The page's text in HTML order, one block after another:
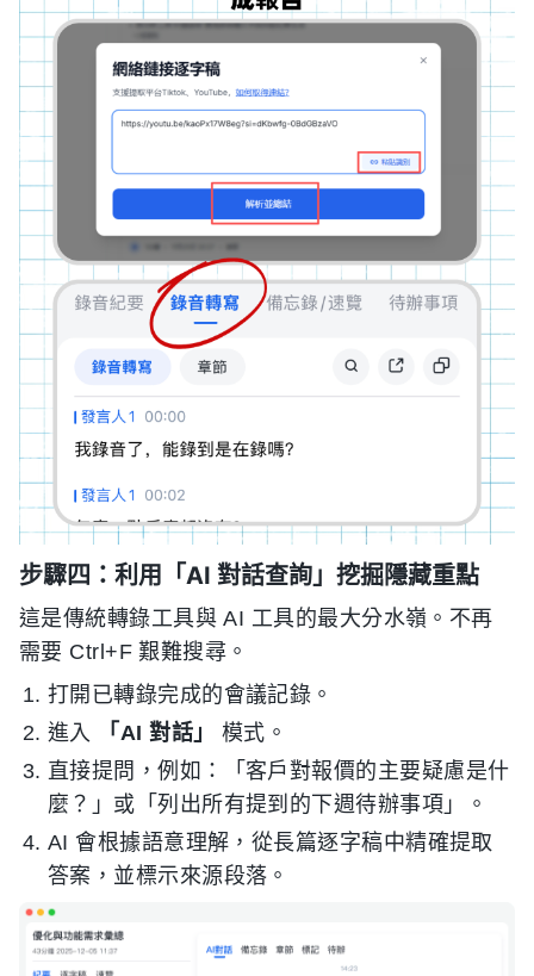
步驟四：利用「AI 對話查詢」挖掘隱藏重點
這是傳統轉錄工具與 AI 工具的最大分水嶺。不再
需要 Ctrl+F 艱難搜尋。
打開已轉錄完成的會議記錄。
進入
「AI 對話」
模式。
直接提問，例如：「客戶對報價的主要疑慮是什
麼？」或「列出所有提到的下週待辦事項」。
AI 會根據語意理解，從長篇逐字稿中精確提取
答案，並標示來源段落。